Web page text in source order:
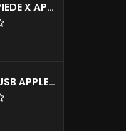
SENSORE PIEDE X APERTURA PORTELLONE ELETTRICO TAILGATE X TUTTE LE AUTO
MODULO USB APPLE CARPLAY X IPHONE E ANDROID AUTO X AUTORADIO ANDROID